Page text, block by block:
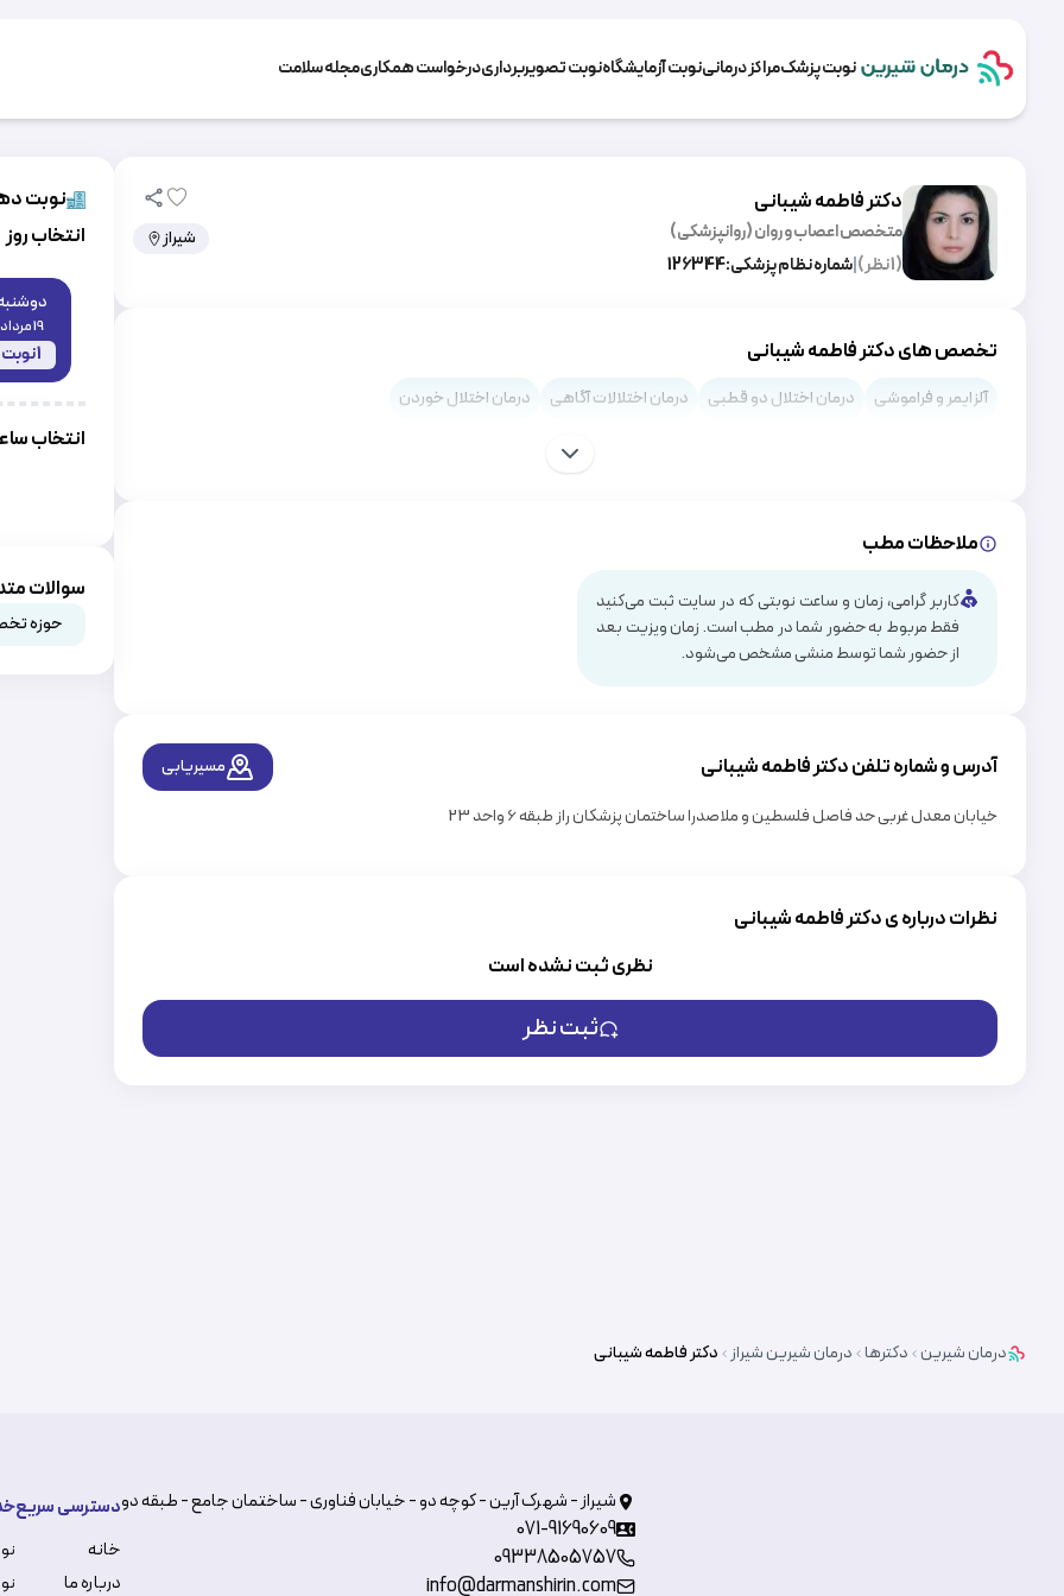
نوبت پزشکمراکز درمانینوبت آزمایشگاهنوبت تصویربرداریدرخواست همکاریمجله سلامت
دکتر فاطمه شیبانی
متخصص اعصاب و روان (روانپزشکی)
شیراز
(
1نظر) شماره نظام پزشکی:126344
تخصص های دکتر فاطمه شیبانی
آلزایمر و فراموشی درمان اختلال دو قطبی درمان اختلالات آگاهی
درمان اختلال خوردن
ملاحظات مطب
کاربر گرامی، زمان و ساعت نوبتی که در سایت ثبت می‌کنید
فقط مربوط به حضور شما در مطب است. زمان ویزیت بعد
از حضور شما توسط منشی مشخص می‌شود.
آدرس و شماره تلفن دکترفاطمه شیبانی
مسیریابی
خیابان معدل غربی حد فاصل فلسطین و ملاصدرا ساختمان پزشکان راز طبقه 6 واحد 23
نظرات درباره ی دکتر فاطمه شیبانی
نظری ثبت نشده است
ثبت نظر
نوبت
انتخاب روز
19 مرداد
1نوبت
انتخاب
سوالات
حوزه
درمان شیرین دکترها درمان شیرینشیراز دکترفاطمه شیبانی
دسترسی سریع
خانه
درباره ما
شیراز - شهرک آرین - کوچه دو - خیابان فناوری - ساختمان جامع - طبقه دو
071-91690609
09338505757
info@darmanshirin.com